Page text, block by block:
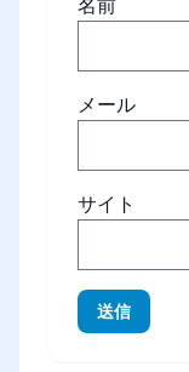
名前
メール
サイト
送信